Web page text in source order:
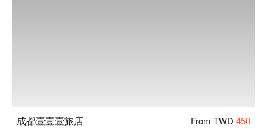
成都壹壹壹旅店 From TWD 450